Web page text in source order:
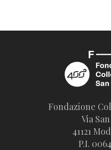
Fondazione
Via
41121
P.I.